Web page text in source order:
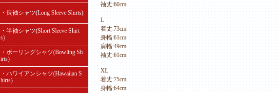
・長袖シャツ(Long Sleeve Shirts)
・半袖シャツ(Short Sleeve Shirt
s)
・ボーリングシャツ(Bowling Sh
irts)
・ハワイアンシャツ(Hawaiian S
hirts)
袖丈:60cm
L
着丈:73cm
身幅:61cm
肩幅:49cm
袖丈:61cm
XL
着丈:75cm
身幅:64cm